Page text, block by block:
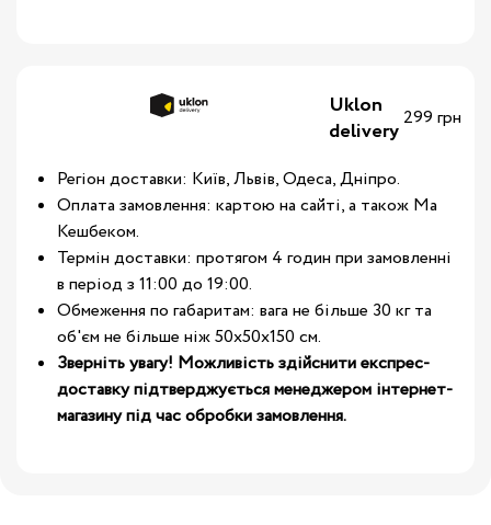
Uklon
delivery 299 грн
Регіон доставки: Київ, Львів, Одеса, Дніпро.
Оплата замовлення: картою на сайті, а також Ма
Кешбеком.
Термін доставки: протягом 4 годин при замовленні
в період з 11:00 до 19:00.
Обмеження по габаритам: вага не більше 30 кг та
об'єм не більше ніж 50х50х150 см.
Зверніть увагу! Можливість здійснити експрес-
доставку підтверджується менеджером інтернет-
магазину під час обробки замовлення.